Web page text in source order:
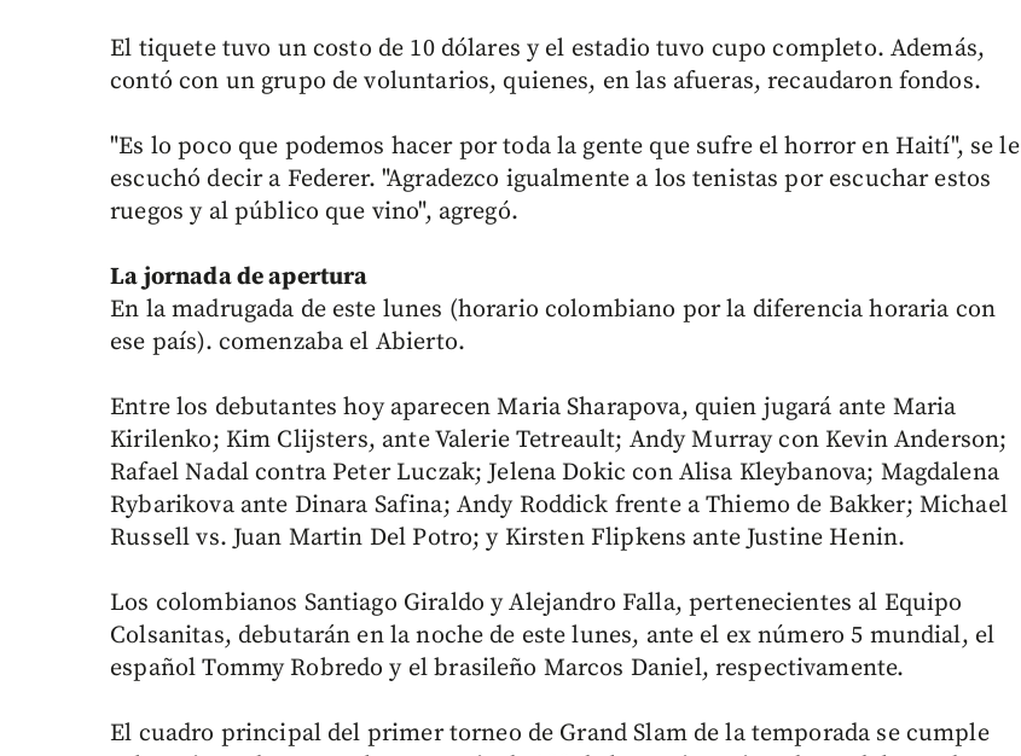
El tiquete tuvo un costo de 10 dólares y el estadio tuvo cupo completo. Además,
contó con un grupo de voluntarios, quienes, en las afueras, recaudaron fondos.
"Es lo poco que podemos hacer por toda la gente que sufre el horror en Haití", se le
escuchó decir a Federer. "Agradezco igualmente a los tenistas por escuchar estos
ruegos y al público que vino", agregó.
La jornada de apertura
En la madrugada de este lunes (horario colombiano por la diferencia horaria con
ese país). comenzaba el Abierto.
Entre los debutantes hoy aparecen Maria Sharapova, quien jugará ante Maria
Kirilenko; Kim Clijsters, ante Valerie Tetreault; Andy Murray con Kevin Anderson;
Rafael Nadal contra Peter Luczak; Jelena Dokic con Alisa Kleybanova; Magdalena
Rybarikova ante Dinara Safina; Andy Roddick frente a Thiemo de Bakker; Michael
Russell vs. Juan Martin Del Potro; y Kirsten Flipkens ante Justine Henin.
Los colombianos Santiago Giraldo y Alejandro Falla, pertenecientes al Equipo
Colsanitas, debutarán en la noche de este lunes, ante el ex número 5 mundial, el
español Tommy Robredo y el brasileño Marcos Daniel, respectivamente.
El cuadro principal del primer torneo de Grand Slam de la temporada se cumple